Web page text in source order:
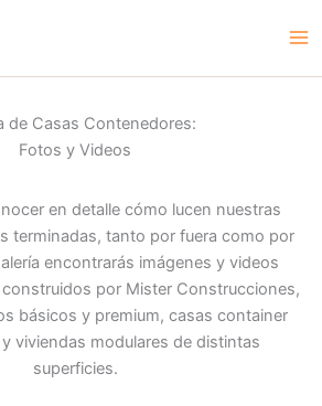
de Casas Contenedores:
Fotos y Videos
en detalle cómo lucen nuestras
terminadas, tanto por fuera como por
encontrarás imágenes y videos
por Mister Construcciones,
básicos y premium, casas container
viviendas modulares de distintas
superficies.